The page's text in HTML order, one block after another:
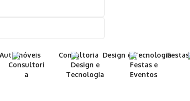
Consultori
a
Design e
Tecnologia
Festas e
Eventos